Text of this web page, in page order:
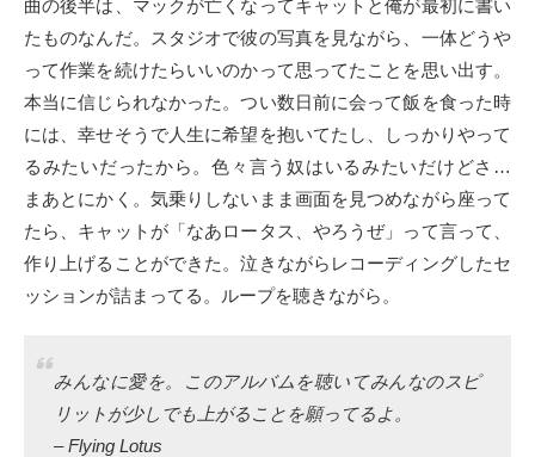
曲の後半は、マックが亡くなってキャットと俺が最初に書い
たものなんだ。スタジオで彼の写真を見ながら、一体どうや
って作業を続けたらいいのかって思ってたことを思い出す。
本当に信じられなかった。つい数日前に会って飯を食った時
には、幸せそうで人生に希望を抱いてたし、しっかりやって
るみたいだったから。色々言う奴はいるみたいだけどさ…
まあとにかく。気乗りしないまま画面を見つめながら座って
たら、キャットが「なあロータス、やろうぜ」って言って、
作り上げることができた。泣きながらレコーディングしたセ
ッションが詰まってる。ループを聴きながら。
みんなに愛を。このアルバムを聴いてみんなのスピ
リットが少しでも上がることを願ってるよ。
– Flying Lotus